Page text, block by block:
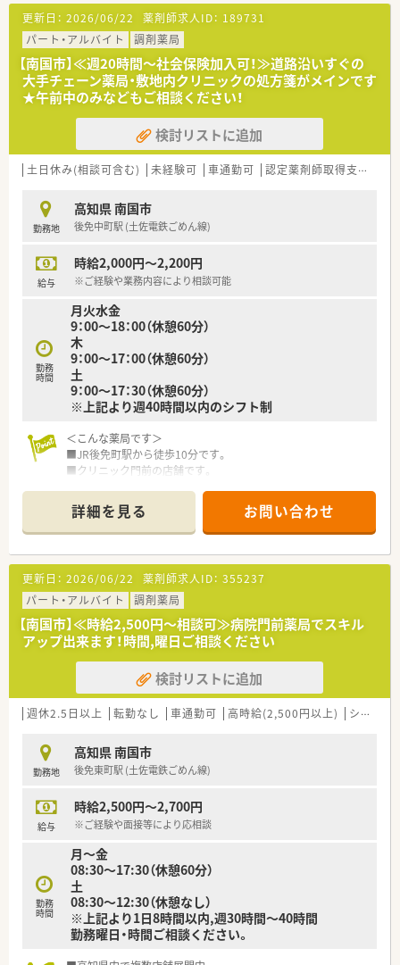
〈法人概要〉
■創業205周年を迎える総合健康企業で、日本最大手チェーンド
ラッグストアの法人です。
■医薬品から日用品、化粧品等も取扱があり幅広い業務に触れる
ことができます。
■薬剤師は新しいポストとなりますので、新たな挑戦をしたい方
に最適の環境です。調剤ご経験者であれば高年収が狙えます。
■広々とした調剤室はどこも綺麗で、監査システム・自動分包機
などの調剤設備も整っています。
■平日のみのご勤務でお探しの方
■プライベートやご家庭と両立しながら働きたい方
更新日： 2026/06/22 薬剤師求人ID： 189731
パート・アルバイト
調剤薬局
【南国市】≪週20時間～社会保険加入可！≫道路沿いすぐの
大手チェーン薬局・敷地内クリニックの処方箋がメインです
★午前中のみなどもご相談ください！
検討リストに追加
土日休み(相談可含む) 未経験可 車通勤可 認定薬剤師取得支援あり
勤務地
高知県 南国市
後免中町駅 (土佐電鉄ごめん線)
給与
時給2,000円～2,200円
※ご経験や業務内容により相談可能
勤務
時間
月火水金
9：00～18：00（休憩60分）
木
9：00～17：00（休憩60分）
土
9：00～17：30（休憩60分）
※上記より週40時間以内のシフト制
＜こんな薬局です＞
■JR後免町駅から徒歩10分です。
■クリニック門前の店舗です。
＜業務内容＞
■内科, 泌尿器科, 皮膚科を中心に応需しています。
■処方箋は30～50枚/日程度です。
＜設備も充実＞
■全店でピッキングサポートシステムを標準導入
医療事務・登録販売者の在籍している店舗も多数あり、ピッキ
ング業務はほとんどを非薬剤師が行います。
服薬指導や患者様の会話に集中できる環境が魅力です。
＜会社のポイント＞
■母体は病医院専門の経営コンサルティング企業です。
全国に調剤薬局を550店舗以上展開しています。
器のリースなど幅広く事業を展開しております。
■勤務地や転勤の有無など、希望により働き方を選択できます。
■転勤のない働き方も可能です。入社後に「転勤あり」から「転勤
■電子薬歴・ピッキングサポートシステムを導入しています。
全店舗にて統一されています。
育児休業は、最大3歳に達した月の末日まで延長可能です。
「短時間勤務制度」もあり、子育てと両立しながら勤務できる環
境です。
その他、介護休暇への「短時間勤務制度」があり、サポートが充実
しております。
■結婚・出産、お子さんの入学など
詳細を見る お問い合わせ
更新日： 2026/06/22 薬剤師求人ID： 355237
パート・アルバイト
調剤薬局
【南国市】≪時給2,500円～相談可≫病院門前薬局でスキル
アップ出来ます！時間,曜日ご相談ください
検討リストに追加
週休2.5日以上 転勤なし 車通勤可 高時給(2,500円以上) シフト制
勤務地
高知県 南国市
後免東町駅 (土佐電鉄ごめん線)
給与
時給2,500円～2,700円
※ご経験や面接等により応相談
勤務
時間
月～金
08:30～17:30（休憩60分）
土
08:30～12:30（休憩なし）
※上記より1日8時間以内,週30時間～40時間
勤務曜日・時間ご相談ください。